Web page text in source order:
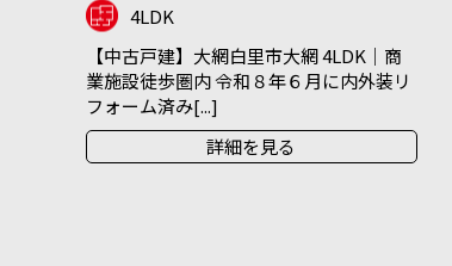
4LDK
【中古戸建】大網白里市大網 4LDK｜商
業施設徒歩圏内 令和８年６月に内外装リ
フォーム済み[...]
詳細を見る